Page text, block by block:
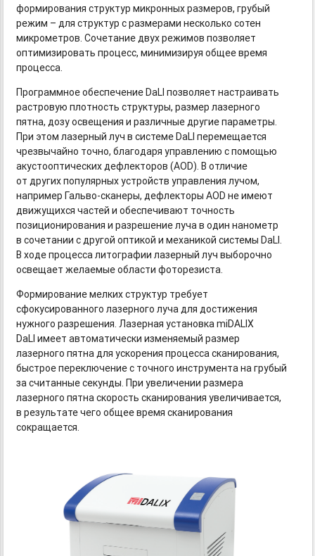
формирования структур микронных размеров, грубый
режим – для структур с размерами несколько сотен
микрометров. Сочетание двух режимов позволяет
оптимизировать процесс, минимизируя общее время
процесса.
Программное обеспечение DaLI позволяет настраивать
растровую плотность структуры, размер лазерного
пятна, дозу освещения и различные другие параметры.
При этом лазерный луч в системе DaLI перемещается
чрезвычайно точно, благодаря управлению с помощью
акустооптических дефлекторов (AOD). В отличие
от других популярных устройств управления лучом,
напримерГальво-сканеры, дефлекторы AOD не имеют
движущихся частей и обеспечивают точность
позиционирования и разрешение луча в один нанометр
в сочетании с другой оптикой и механикой системы DaLI.
В ходе процесса литографии лазерный луч выборочно
освещает желаемые области фоторезиста.
Формирование мелких структур требует
сфокусированного лазерного луча для достижения
нужного разрешения. Лазерная установка miDALIX
DaLI имеет автоматически изменяемый размер
лазерного пятна для ускорения процесса сканирования,
быстрое переключение с точного инструмента на грубый
за считанные секунды. При увеличении размера
лазерного пятна скорость сканирования увеличивается,
в результате чего общее время сканирования
сокращается.